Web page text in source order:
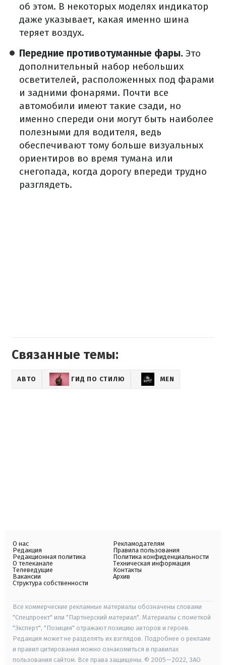
об этом. В некоторых моделях индикатор
даже указывает, какая именно шина
теряет воздух.
Передние противотуманные фары. Это
дополнительный набор небольших
осветителей, расположенных под фарами
и задними фонарями. Почти все
автомобили имеют такие сзади, но
именно спереди они могут быть наиболее
полезными для водителя, ведь
обеспечивают тому больше визуальных
ориентиров во время тумана или
снегопада, когда дорогу впереди трудно
разглядеть.
Связанные темы:
АВТО ГИД ПО СТИЛЮ MEN
О нас
Редакция
Редакционная политика
О телеканале
Телеведущие
Вакансии
Структура собственности
Рекламодателям
Правила пользования
Политика конфиденциальности
Техническая информация
Контакты
Архив
Все коммерческие рекламные материалы обозначены словами
"Спецпроект" или "Партнерский материал". Материалы с пометкой
"Эксперт", "Позиция" отражают позицию авторов и героев.
Редакция может не разделять их взглядов. Подробнее о рекламе
и правил цитирования можно ознакомиться в правилах
пользования сайтом. Все права защищены. © 2005—2022, ЗАО